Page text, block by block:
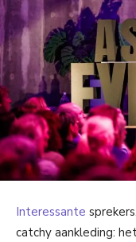
Interessante
catchy aankleding: